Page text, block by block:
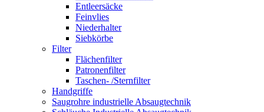
Entleersäcke
Feinvlies
Niederhalter
Siebkörbe
Filter
Flächenfilter
Patronenfilter
Taschen- /Sternfilter
Handgriffe
Saugrohre industrielle Absaugtechnik